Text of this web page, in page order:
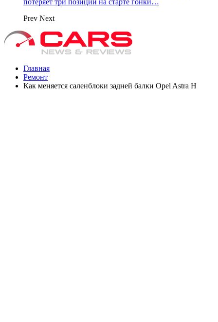
потеряет три позиции на старте гонки…
Prev Next
Главная
Ремонт
Как меняется саленблоки задней балки Opel Astra H